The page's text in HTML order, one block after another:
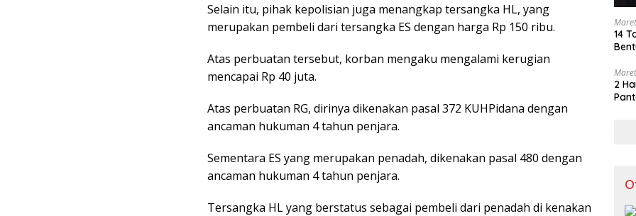
Selain itu, pihak kepolisian juga menangkap tersangka HL, yang
merupakan pembeli dari tersangka ES dengan harga Rp 150 ribu.
Atas perbuatan tersebut, korban mengaku mengalami kerugian
mencapai Rp 40 juta.
Atas perbuatan RG, dirinya dikenakan pasal 372 KUHPidana dengan
ancaman hukuman 4 tahun penjara.
Sementara ES yang merupakan penadah, dikenakan pasal 480 dengan
ancaman hukuman 4 tahun penjara.
Tersangka HL yang berstatus sebagai pembeli dari penadah di kenakan
14
2